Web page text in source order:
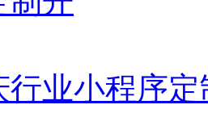
行业小程序